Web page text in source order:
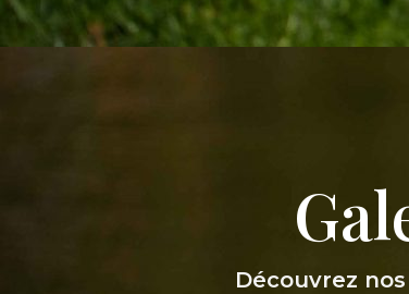
Découvrez